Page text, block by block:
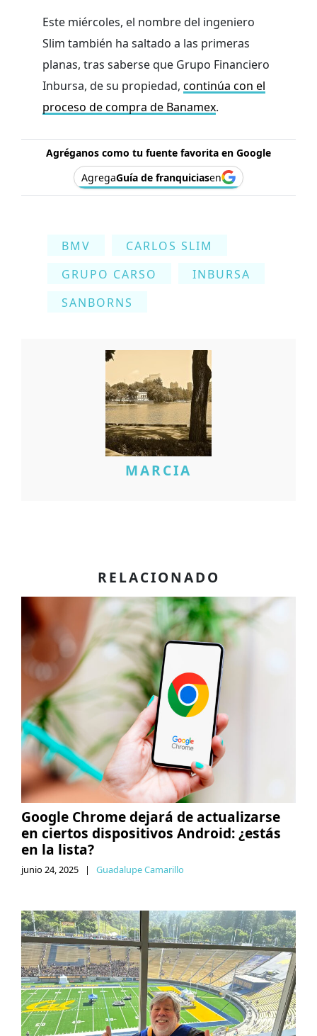
Este miércoles, el nombre del ingeniero
Slim también ha saltado a las primeras
planas, tras saberse que Grupo Financiero
Inbursa, de su propiedad, continúa con el
proceso de compra de Banamex.
Agréganos como tu fuente favorita en Google
AgregaGuía de franquiciasen
BMV
CARLOS SLIM
GRUPO CARSO
INBURSA
SANBORNS
MARCIA
RELACIONADO
Google Chrome dejará de actualizarse
en ciertos dispositivos Android: ¿estás
en la lista?
junio 24, 2025 | Guadalupe Camarillo